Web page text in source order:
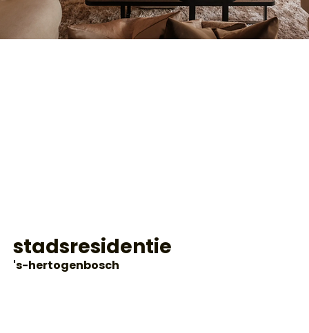
stadsresidentie
's-hertogenbosch